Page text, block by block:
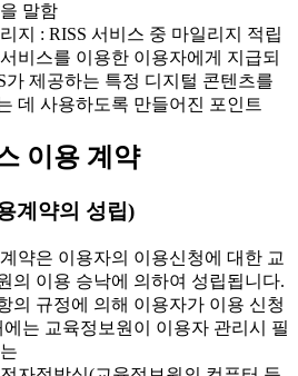
말함
지 : RISS 서비스 중 마일리지 적립
비스를 이용한 이용자에게 지급되
가 제공하는 특정 디지털 콘텐츠를
데 사용하도록 만들어진 포인트
이용 계약
계약의 성립)
약은 이용자의 이용신청에 대한 교
의 이용 승낙에 의하여 성립됩니다.
의 규정에 의해 이용자가 이용 신청
에는 교육정보원이 이용자 관리시 필